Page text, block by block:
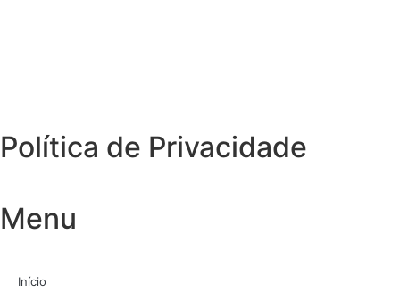
Política de Privacidade
Menu
Início